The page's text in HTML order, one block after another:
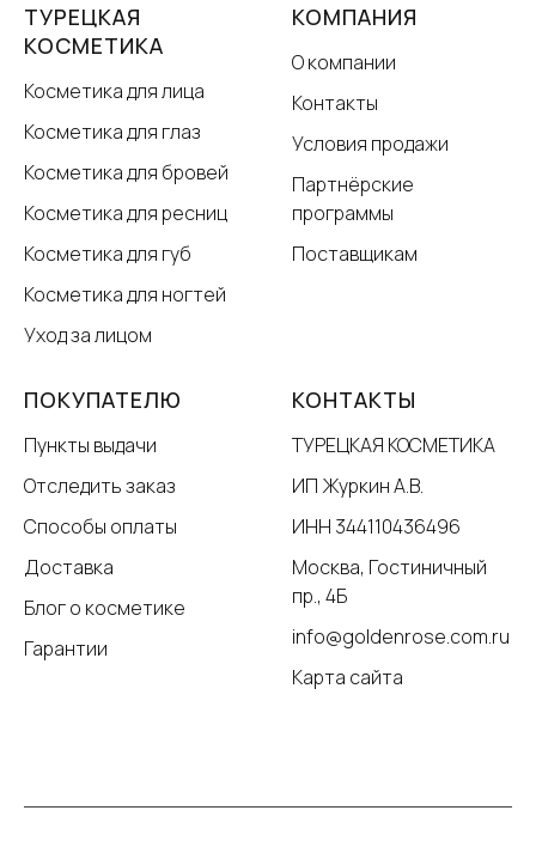
ТУРЕЦКАЯ
КОСМЕТИКА
Косметика для лица
Косметика для глаз
Косметика для бровей
Косметика для ресниц
Косметика для губ
Косметика для ногтей
Уход за лицом
КОМПАНИЯ
О компании
Контакты
Условия продажи
Партнёрские
программы
Поставщикам
ПОКУПАТЕЛЮ
Пункты выдачи
Отследить заказ
Способы оплаты
Доставка
Блог о косметике
Гарантии
КОНТАКТЫ
ТУРЕЦКАЯ КОСМЕТИКА
ИП Журкин А.В.
ИНН 344110436496
Москва, Гостиничный
пр., 4Б
info@goldenrose.com.ru
Карта сайта